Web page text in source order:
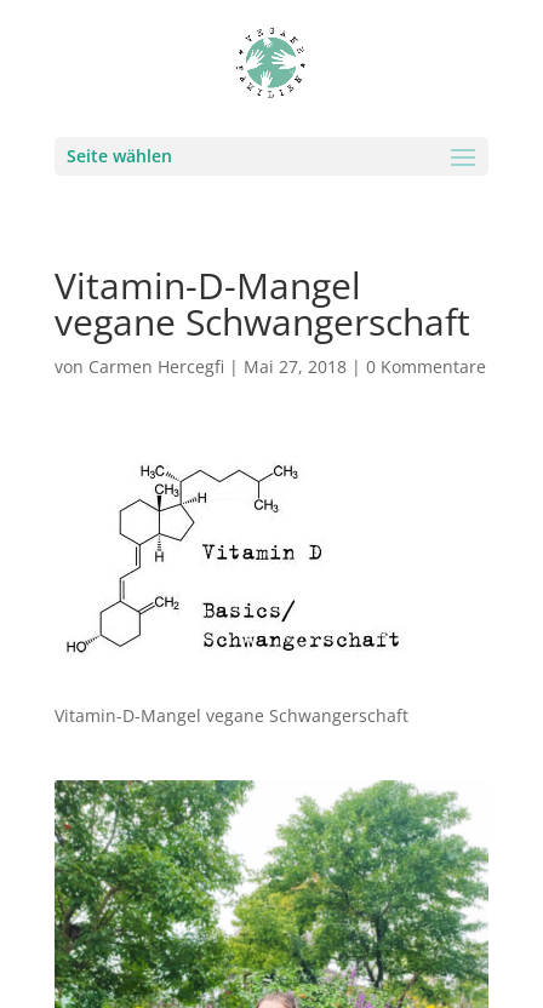
Seite wählen
Vitamin-D-Mangel
vegane Schwangerschaft
von Carmen Hercegfi | Mai 27, 2018| 0 Kommentare
Vitamin-D-Mangel vegane Schwangerschaft